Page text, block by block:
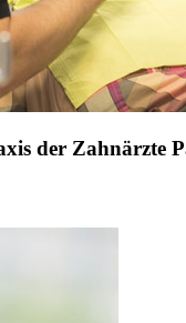
der Zahnärzte